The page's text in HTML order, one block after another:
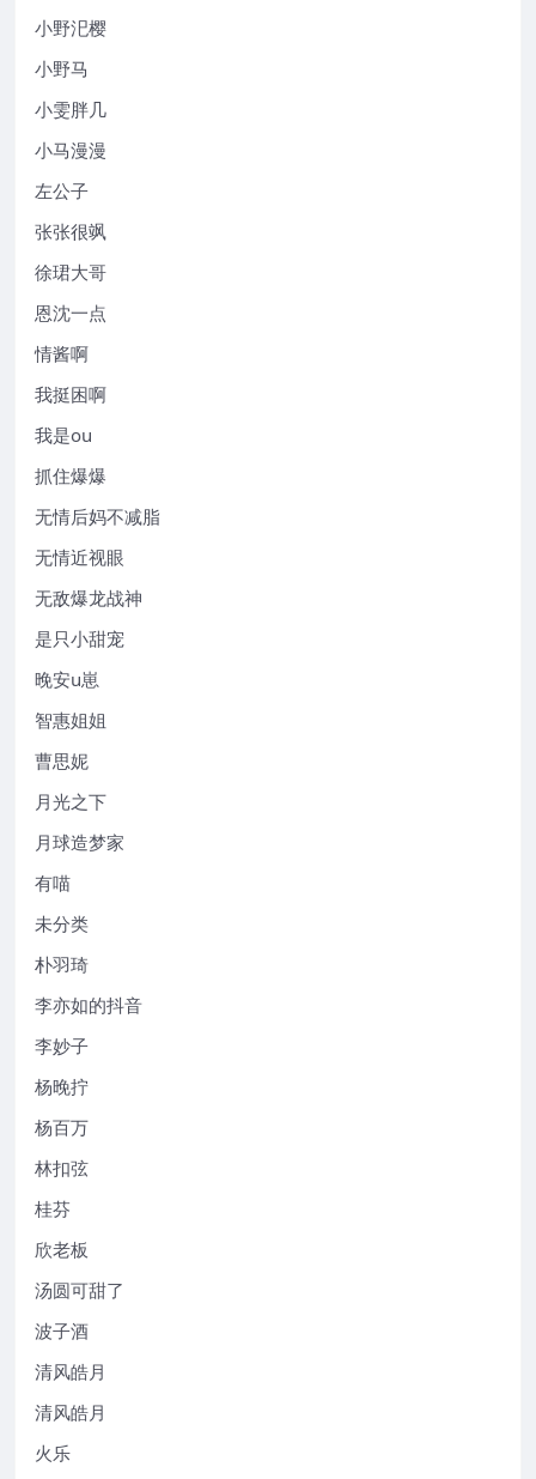
小野汜樱
小野马
小雯胖几
小马漫漫
左公子
张张很飒
徐珺大哥
恩沈一点
情酱啊
我挺困啊
我是ou
抓住爆爆
无情后妈不减脂
无情近视眼
无敌爆龙战神
是只小甜宠
晚安u崽
智惠姐姐
曹思妮
月光之下
月球造梦家
有喵
未分类
朴羽琦
李亦如的抖音
李妙子
杨晚拧
杨百万
林扣弦
桂芬
欣老板
汤圆可甜了
波子酒
清风皓月
清风皓月
火乐